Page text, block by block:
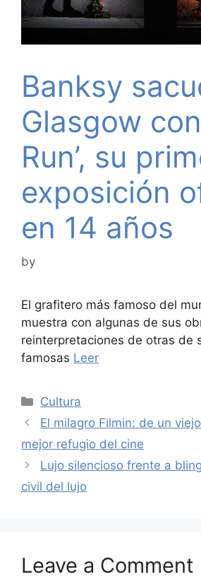
Banksy
Glasgow
Run’, su
exposición
en 14 años
by
El grafitero más famoso del
muestra con algunas de sus
reinterpretaciones de otras de
famosas Leer
Categories
Cultura
El milagro Filmin: de un
mejor refugio del cine
Lujo silencioso frente a
civil del lujo
Leave a Comment